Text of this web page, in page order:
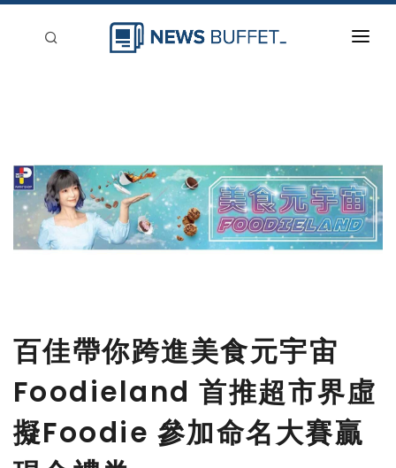
刊登
百佳帶你跨進美食元宇宙
Foodieland 首推超市界虛
擬Foodie 參加命名大賽贏